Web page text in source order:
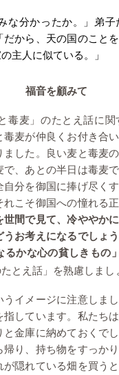
な分かったか。」弟
から、天の国のこと
主人に似ている。」
福音を顧みて
毒麦」のたとえ話に
毒麦が仲良くお付き合
した。良い麦と毒麦
、あとの半日は毒麦
分を御国に捧げ尽く
こそ御国への憧れる
間で見て、冷ややか
お考えになるでしょ
るかな心の貧しきもの
とえ話」を熟慮しま
イメージに注意しま
しています。私たち
金庫に納めておくで
帰り、持ち物をすっか
隠れている畑を買う